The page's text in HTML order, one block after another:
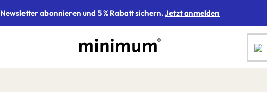
Newsletter abonnieren und 5 % Rabatt sichern.Jetzt anmelden